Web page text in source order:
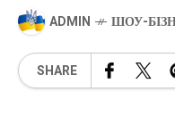
ADMIN ШОУ-
SHARE